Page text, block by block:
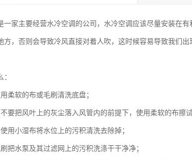
一家主要经营水冷空调的公司，水冷空调应该尽量安装在
方，否则会导致冷风直接对着人吹，这时候容易导致我们
柔软的布或毛刷清洗底盘；
要把风叶上的灰尘落入风管内的前提下，使用柔软的布擦试
用小湿布将水位上的污积清洗去除掉；
把水泵及其过滤网上的污积洗涤干干净净；